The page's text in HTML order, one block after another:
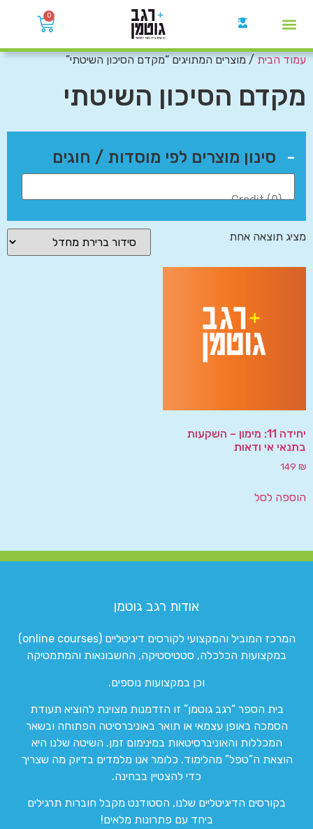
0
עמוד הבית/ מוצרים המתויגים “מקדם הסיכון השיטתי”
מקדם הסיכון השיטתי
סינון מוצרים לפי מוסדות / חוגים -
מציג תוצאה אחת
יחידה 11: מימון – השקעות
בתנאי אי ודאות
149 ₪
הוספה לסל
אודות רגב גוטמן
המרכז המוביל והמקצועי לקורסים דיגיטליים (online courses)
במקצועות הכלכלה, סטטיסטיקה, החשבונאות והמתמטיקה
וכן במקצועות נוספים.
בית הספר “רגב גוטמן” זו הזדמנות מצוינת להוציא תעודת
הסמכה באופן עצמאי או תואר באוניברסיטה הפתוחה ובשאר
המכללות והאוניברסיטאות במינימום זמן. השיטה שלנו היא
הוצאת ה”טפל” מהלימוד. כלומר אנו מלמדים בדיוק מה שצריך
כדי להצטיין בבחינה.
בקורסים הדיגיטליים שלנו, הסטודנט מקבל חוברות תרגילים
ביחד עם פתרונות מלאים!